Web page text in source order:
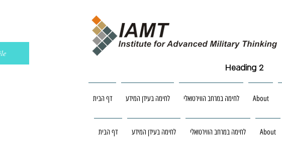
דף הבית לחימה בעידן המידע לחימה במרחב הווירטואלי About
Heading 2
דף הבית לחימה בעידן המידע לחימה במרחב הווירטואלי About